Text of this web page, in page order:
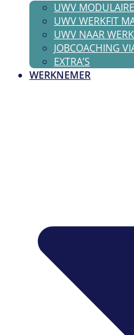
UWV
UWV WERKFIT
UWV NAAR WERK
JOBCOACHING
EXTRA’S
WERKNEMER